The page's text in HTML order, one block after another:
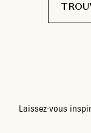
Laissez-vous